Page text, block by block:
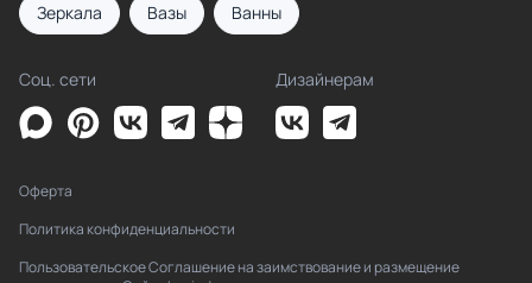
Зеркала Вазы Ванны
Соц. сети Дизайнерам
Оферта
Политика конфиденциальности
Пользовательское Соглашение на заимствование и размещение